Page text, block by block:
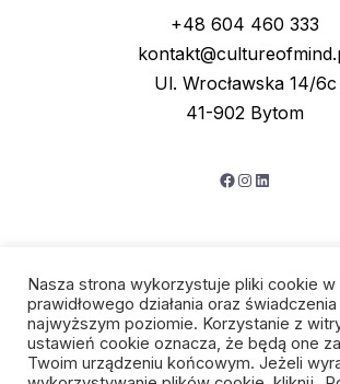
+48 604 460 333
Ul. Wrocławska 14/6c
41-902 Bytom
Facebook
Instagram
LinkedIn
Nasza strona wykorzystuje pliki cookie w
prawidłowego działania oraz świadczenia
najwyższym poziomie. Korzystanie z
ustawień cookie oznacza, że będą one
Twoim urządzeniu końcowym. Jeżeli